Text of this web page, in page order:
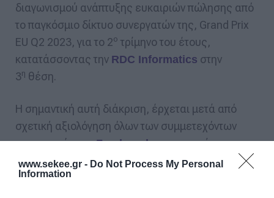
www.sekee.gr - Do Not Process My Personal
Information
διαγωνισμού ανάπτυξης ευκαιριών πώλησης από
το παγκόσμιο δίκτυο συνεργατών της, Grand Prix
EU Q2 2023, για το 2ο τρίμηνο του έτους,
κατατάσσοντας την RDC Informatics στην
3η θέση.
Η σημαντική αυτή διάκριση, έρχεται μετά από
σχετική αξιολόγηση όλων των συμμετεχόντων
συνεργατών τηςFreshworks,στην ευρύτερη
περιοχή της Ευρώπης. Το αποτέλεσμα αυτό,
αποτελεί το επιστέγασμα των ενεργειών της RDC